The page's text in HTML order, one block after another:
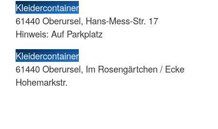
Kleidercontainer
61440 Oberursel, Hans-Mess-Str. 17
Hinweis: Auf Parkplatz
Kleidercontainer
61440 Oberursel, Im Rosengärtchen / Ecke
Hohemarkstr.